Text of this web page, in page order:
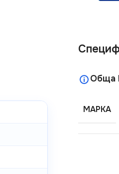
Обща
МАРКА